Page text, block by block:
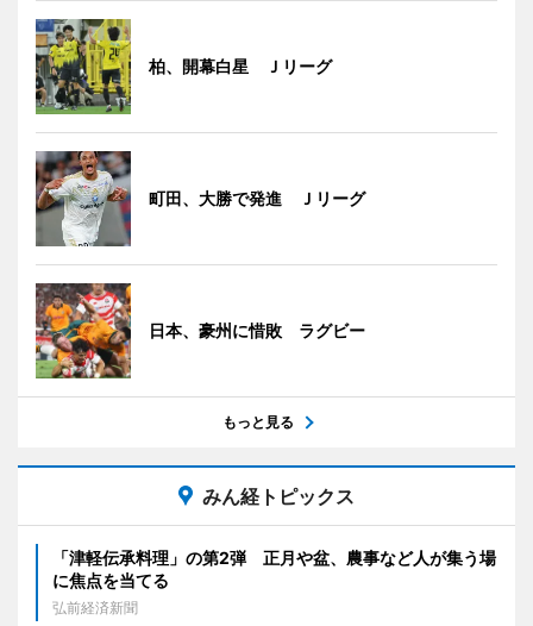
柏、開幕白星 Ｊリーグ
町田、大勝で発進 Ｊリーグ
日本、豪州に惜敗 ラグビー
もっと見る
みん経トピックス
「津軽伝承料理」の第2弾 正月や盆、農事など人が集う場
に焦点を当てる
弘前経済新聞